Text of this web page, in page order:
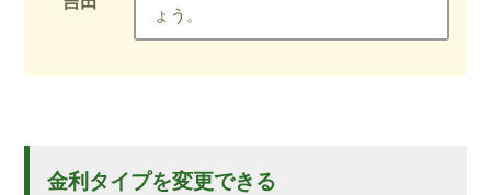
ょう。
金利タイプを変更できる